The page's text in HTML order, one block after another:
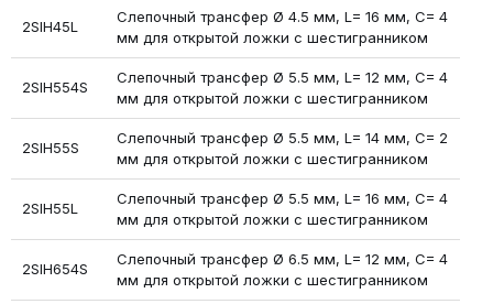
2SIH45L
Слепочный трансфер Ø 4.5 мм, L= 16 мм, C= 4
мм для открытой ложки с шестигранником
2SIH554S
Слепочный трансфер Ø 5.5 мм, L= 12 мм, C= 4
мм для открытой ложки с шестигранником
2SIH55S
Слепочный трансфер Ø 5.5 мм, L= 14 мм, C= 2
мм для открытой ложки с шестигранником
2SIH55L
Слепочный трансфер Ø 5.5 мм, L= 16 мм, C= 4
мм для открытой ложки с шестигранником
2SIH654S
Слепочный трансфер Ø 6.5 мм, L= 12 мм, C= 4
мм для открытой ложки с шестигранником